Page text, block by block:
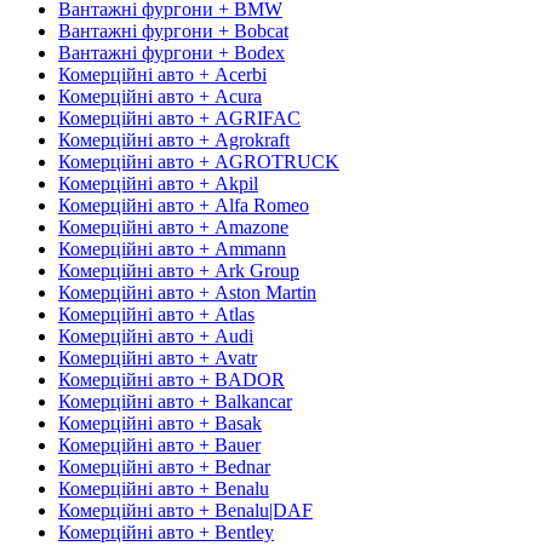
Вантажні фургони + BMW
Вантажні фургони + Bobcat
Вантажні фургони + Bodex
Комерційні авто + Acerbi
Комерційні авто + Acura
Комерційні авто + AGRIFAC
Комерційні авто + Agrokraft
Комерційні авто + AGROTRUCK
Комерційні авто + Akpil
Комерційні авто + Alfa Romeo
Комерційні авто + Amazone
Комерційні авто + Ammann
Комерційні авто + Ark Group
Комерційні авто + Aston Martin
Комерційні авто + Atlas
Комерційні авто + Audi
Комерційні авто + Avatr
Комерційні авто + BADOR
Комерційні авто + Balkancar
Комерційні авто + Basak
Комерційні авто + Bauer
Комерційні авто + Bednar
Комерційні авто + Benalu
Комерційні авто + Benalu|DAF
Комерційні авто + Bentley